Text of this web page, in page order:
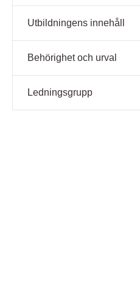
Utbildningens innehåll
Behörighet och urval
Ledningsgrupp